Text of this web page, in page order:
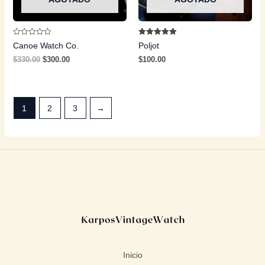
Valorado
con
0
de
Canoe Watch Co.
$330.00 $300.00
Valorado con
5.00
de 5
Poljot
$100.00
1 2 3 →
Inicio